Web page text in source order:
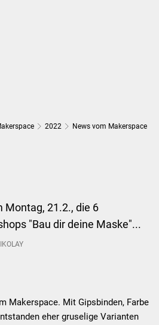
2022
News vom Makerspace
21.2., die 6
"Bau dir deine Maske"...
Makerspace. Mit Gipsbinden, Farbe
eher gruselige Varianten